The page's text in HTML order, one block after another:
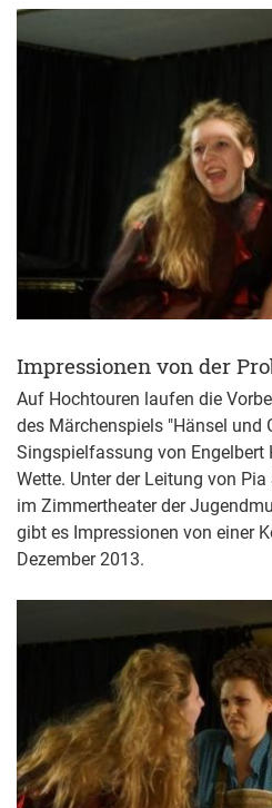
Impressionen von der
Auf Hochtouren laufen die
des Märchenspiels "Hänsel und
Singspielfassung von Engelbert
Wette. Unter der Leitung von
im Zimmertheater der
gibt es Impressionen von einer
Dezember 2013.